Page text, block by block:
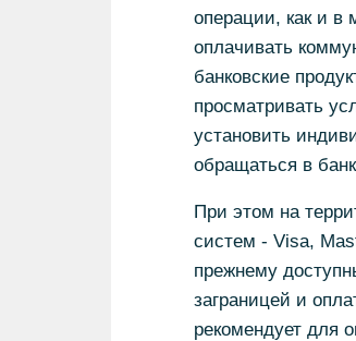
операции, как и в
оплачивать
банковские
просматривать
установить
обращаться в
При этом на
систем - Visa,
прежнему
заграницей и
рекомендует для